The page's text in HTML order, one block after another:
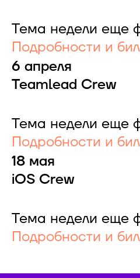
Тема недели еще
Подробности и
6 апреля
Teamlead Crew
Тема недели еще
Подробности и
18 мая
iOS Crew
Тема недели еще
Подробности и